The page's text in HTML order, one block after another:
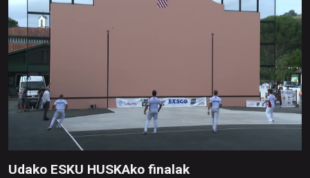
Udako ESKU HUSKAko finalak